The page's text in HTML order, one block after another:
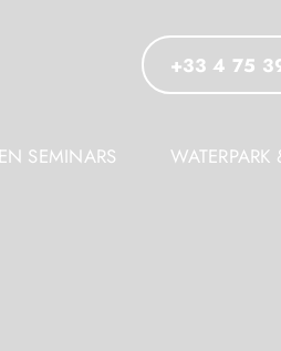
+33 4 75
SEMINARS WATERPARK